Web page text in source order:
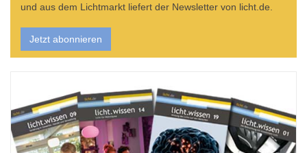
und aus dem Lichtmarkt liefert der Newsletter von licht.de.
Jetzt abonnieren